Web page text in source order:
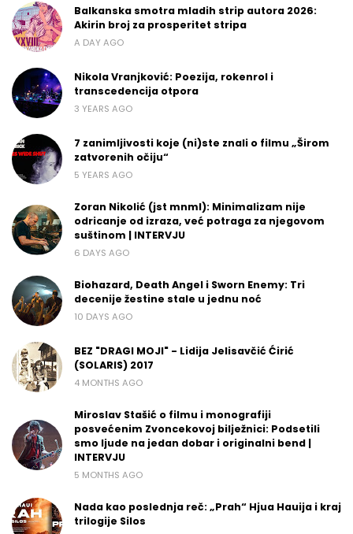
Balkanska smotra mladih strip autora 2026:
Akirin broj za prosperitet stripa
A DAY AGO
Nikola Vranjković: Poezija, rokenrol i
transcedencija otpora
3 YEARS AGO
7 zanimljivosti koje (ni)ste znali o filmu „Širom
zatvorenih očiju“
5 YEARS AGO
Zoran Nikolić (jst mnml): Minimalizam nije
odricanje od izraza, već potraga za njegovom
suštinom | INTERVJU
6 DAYS AGO
Biohazard, Death Angel i Sworn Enemy: Tri
decenije žestine stale u jednu noć
10 DAYS AGO
BEZ "DRAGI MOJI" - Lidija Jelisavčić Ćirić
(SOLARIS) 2017
4 MONTHS AGO
Miroslav Stašić o filmu i monografiji
posvećenim Zvoncekovoj bilježnici: Podsetili
smo ljude na jedan dobar i originalni bend |
INTERVJU
5 MONTHS AGO
Nada kao poslednja reč: „Prah“ Hjua Hauija i kraj
trilogije Silos